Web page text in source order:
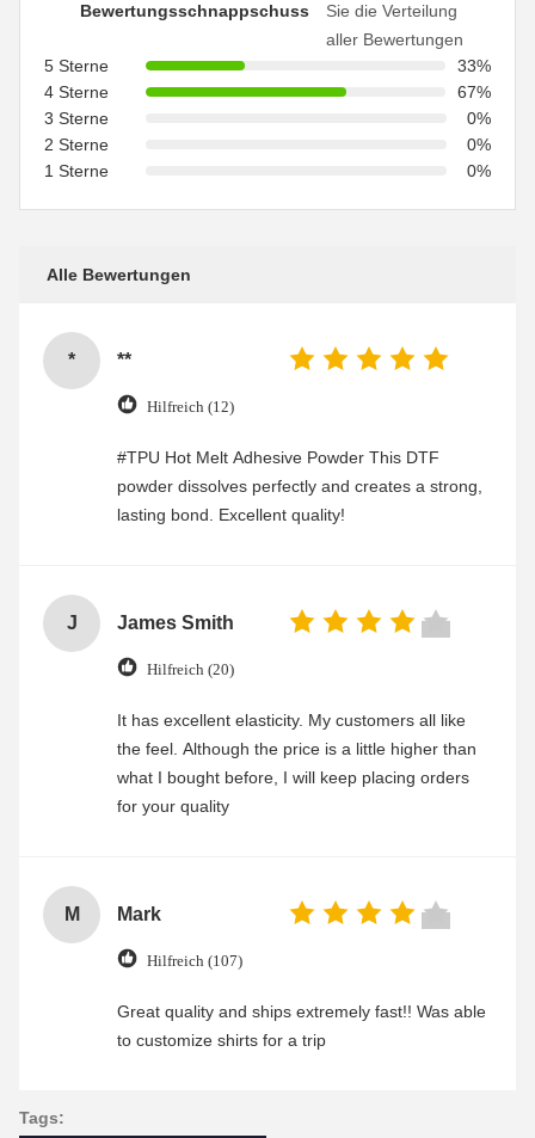
Bewertungsschnappschuss
Sie die Verteilung
aller Bewertungen
5 Sterne
33%
4 Sterne
67%
3 Sterne
0%
2 Sterne
0%
1 Sterne
0%
Alle Bewertungen
* **
Hilfreich (12)
#TPU Hot Melt Adhesive Powder This DTF
powder dissolves perfectly and creates a strong,
lasting bond. Excellent quality!
J James Smith
Hilfreich (20)
It has excellent elasticity. My customers all like
the feel. Although the price is a little higher than
what I bought before, I will keep placing orders
for your quality
M Mark
Hilfreich (107)
Great quality and ships extremely fast!! Was able
to customize shirts for a trip
Tags: